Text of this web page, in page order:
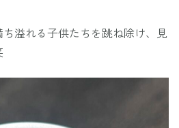
溢れる子供たちを跳ね除け、見